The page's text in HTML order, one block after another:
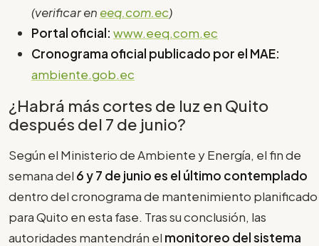
(verificar en eeq.com.ec)
Portal oficial: www.eeq.com.ec
Cronograma oficial publicado por el MAE:
ambiente.gob.ec
¿Habrá más cortes de luz en Quito
después del 7 de junio?
Según el Ministerio de Ambiente y Energía, el fin de
semana del 6 y 7 de junio es el último contemplado
dentro del cronograma de mantenimiento planificado
para Quito en esta fase. Tras su conclusión, las
autoridades mantendrán el monitoreo del sistema